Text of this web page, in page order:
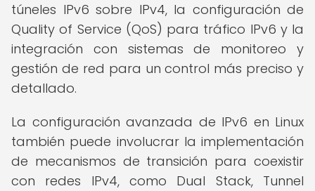
túneles IPv6 sobre IPv4, la configuración de
Quality of Service (QoS) para tráfico IPv6 y la
integración con sistemas de monitoreo y
gestión de red para un control más preciso y
detallado.
La configuración avanzada de IPv6 en Linux
también puede involucrar la implementación
de mecanismos de transición para coexistir
con redes IPv4, como Dual Stack, Tunnel